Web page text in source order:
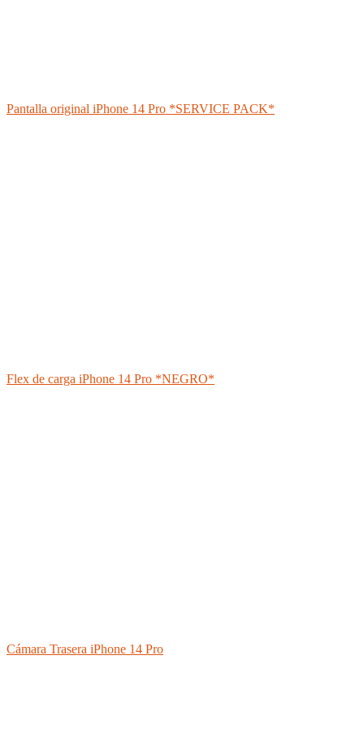
Pantalla original iPhone 14 Pro *SERVICE PACK*
Flex de carga iPhone 14 Pro *NEGRO*
Cámara Trasera iPhone 14 Pro